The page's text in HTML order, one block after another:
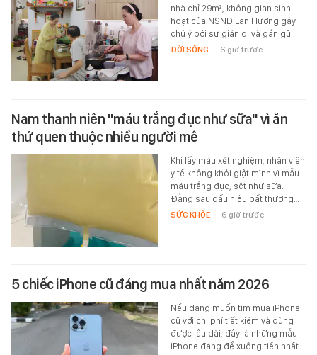
nhà chỉ 29m², không gian sinh
hoạt của NSND Lan Hương gây
chú ý bởi sự giản dị và gần gũi.
ĐỜI SỐNG - 6 giờ trước
Nam thanh niên "máu trắng đục như sữa" vì ăn
thứ quen thuộc nhiều người mê
Khi lấy máu xét nghiệm, nhân viên
y tế không khỏi giật mình vì mẫu
máu trắng đục, sệt như sữa.
Đằng sau dấu hiệu bất thường…
SỨC KHỎE - 6 giờ trước
5 chiếc iPhone cũ đáng mua nhất năm 2026
Nếu đang muốn tìm mua iPhone
cũ với chi phí tiết kiệm và dùng
được lâu dài, đây là những mẫu
iPhone đáng để xuống tiền nhất.